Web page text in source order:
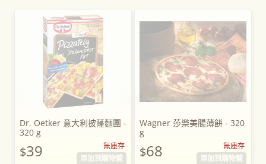
Dr. Oetker 意大利披蕯麵團 -
320 g
$39
無庫存
添加到購物籃
Wagner 莎樂美腸薄餅 - 320
g
$68
無庫存
添加到購物籃